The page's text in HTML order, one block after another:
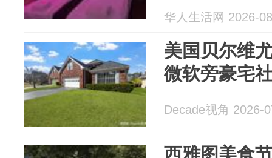
华人生活网 2026-
美国贝尔维
微软旁豪宅
Decade视角 2026-
西雅图美食